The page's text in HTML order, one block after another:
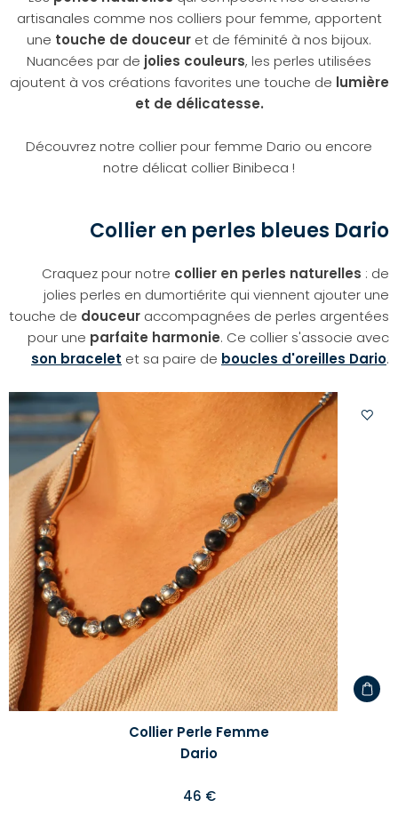
artisanales comme nos colliers pour femme, apportent
une touche de douceur et de féminité à nos bijoux.
Nuancées par de jolies couleurs, les perles utilisées
ajoutent à vos créations favorites une touche de lumière
et de délicatesse.
Découvrez notre collier pour femme Dario ou encore
notre délicat collier Binibeca !
Collier en perles bleues Dario
Craquez pour notre collier en perles naturelles : de
jolies perles en dumortiérite qui viennent ajouter une
touche de douceur accompagnées de perles argentées
pour une parfaite harmonie. Ce collier s'associe avec
son bracelet et sa paire de boucles d'oreilles Dario.
Collier Perle Femme
Dario
46 €